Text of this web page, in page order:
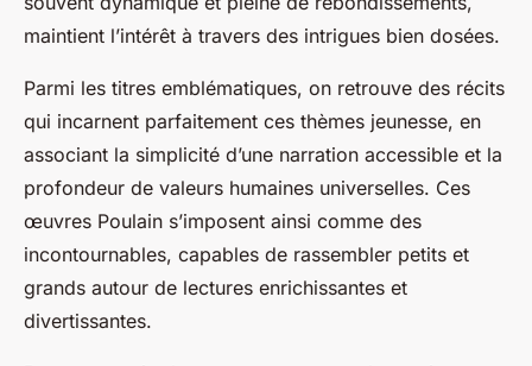
maintient l’intérêt à travers des intrigues bien dosées.
Parmi les titres emblématiques, on retrouve des récits
qui incarnent parfaitement ces thèmes jeunesse, en
associant la simplicité d’une narration accessible et la
profondeur de valeurs humaines universelles. Ces
œuvres Poulain s’imposent ainsi comme des
incontournables, capables de rassembler petits et
grands autour de lectures enrichissantes et
divertissantes.